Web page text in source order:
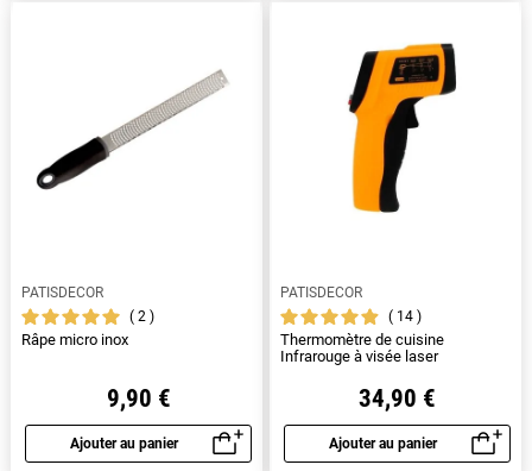
PATISDECOR
2
Râpe micro inox
9,90 €
Ajouter au panier
Aperçu rapide
PATISDECOR
14
Thermomètre de cuisine
Infrarouge à visée laser
34,90 €
Ajouter au panier
Aperçu rapide